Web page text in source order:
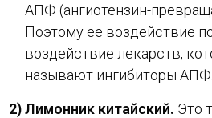
АПФ (ангиотензин-
Поэтому ее воздействие
воздействие лекарств,
называют ингибиторы АПФ.
2) Лимонник китайский. Это